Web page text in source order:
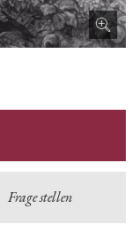
Frage stellen